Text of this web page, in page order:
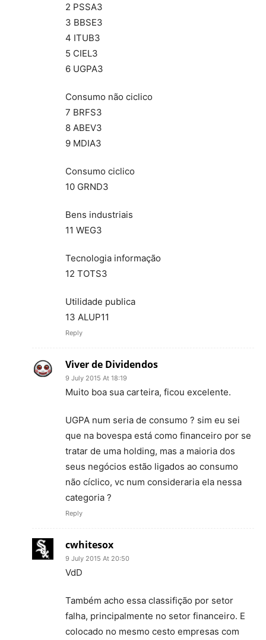
2 PSSA3
3 BBSE3
4 ITUB3
5 CIEL3
6 UGPA3
Consumo não ciclico
7 BRFS3
8 ABEV3
9 MDIA3
Consumo ciclico
10 GRND3
Bens industriais
11 WEG3
Tecnologia informação
12 TOTS3
Utilidade publica
13 ALUP11
Reply
Viver de Dividendos
9 July 2015 At 18:19
Muito boa sua carteira, ficou excelente.
UGPA num seria de consumo ? sim eu sei
que na bovespa está como financeiro por se
tratar de uma holding, mas a maioria dos
seus negócios estão ligados ao consumo
não cíclico, vc num consideraria ela nessa
categoria ?
Reply
cwhitesox
9 July 2015 At 20:50
VdD
Também acho essa classifição por setor
falha, principalmente no setor financeiro. E
colocado no mesmo cesto empresas com